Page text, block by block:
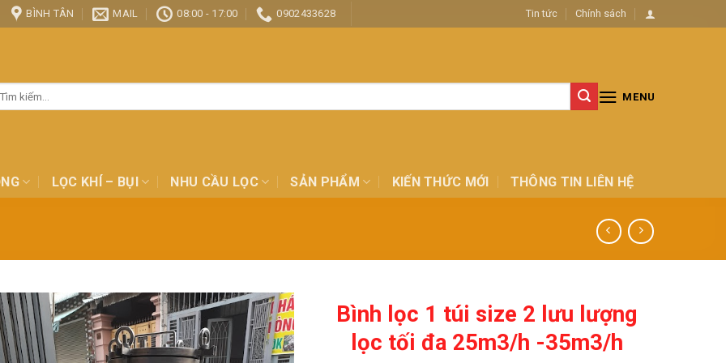
BÌNH TÂN MAIL 08:00 - 17:00 0902433628 Tin tức Chính sách
MENU
LỌC KHÍ – BỤI NHU CẦU LỌC SẢN PHẨM KIẾN THỨC MỚI THÔNG TIN LIÊN HỆ
Bình lọc 1 túi size 2 lưu lượng
lọc tối đa 25m3/h -35m3/h